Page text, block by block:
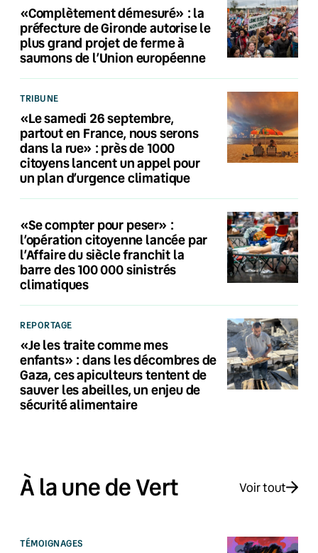
«Complètement démesuré» : la
préfecture de Gironde autorise le
plus grand projet de ferme à
saumons de l’Union européenne
TRIBUNE
«Le samedi 26 septembre,
partout en France, nous serons
dans la rue» : près de 1000
citoyens lancent un appel pour
un plan d’urgence climatique
«Se compter pour peser» :
l’opération citoyenne lancée par
l’Affaire du siècle franchit la
barre des 100 000 sinistrés
climatiques
REPORTAGE
«Je les traite comme mes
enfants» : dans les décombres de
Gaza, ces apiculteurs tentent de
sauver les abeilles, un enjeu de
sécurité alimentaire
À la une de Vert Voir tout
TÉMOIGNAGES